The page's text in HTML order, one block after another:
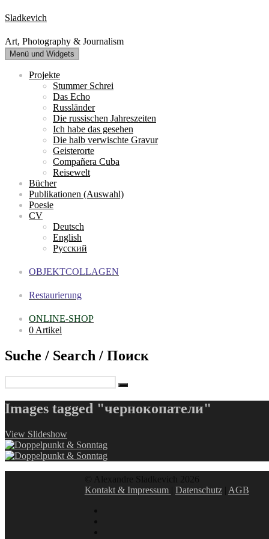
Zum
Inhalt
springen
Sladkevich
Art, Photography & Journalism
Menü und Widgets
Projekte
Stummer Schrei
Das Echo
Russländer
Die russischen Jahreszeiten
Ich habe das gesehen
Die halb verwischte Gravur
Geisterorte
Compañera Cuba
Reisewelt
Bücher
Publikationen (Auswahl)
Poesie
CV
Deutsch
English
Русский
OBJEKTCOLLAGEN
Restaurierung
ONLINE-SHOP
0 Artikel
Suche / Search / Поиск
Images tagged "чернокопатели"
View Slideshow
Kontakt & Impressum
Datenschutz| AGB